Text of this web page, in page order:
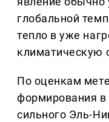
глобальной
тепло в уже
климатическую
По оценкам
формирования в
сильного Эль-